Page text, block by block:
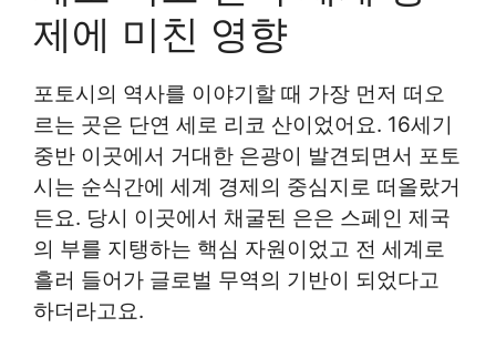
제에 미친 영향
포토시의 역사를 이야기할 때 가장 먼저 떠오
르는 곳은 단연 세로 리코 산이었어요. 16세기
중반 이곳에서 거대한 은광이 발견되면서 포토
시는 순식간에 세계 경제의 중심지로 떠올랐거
든요. 당시 이곳에서 채굴된 은은 스페인 제국
의 부를 지탱하는 핵심 자원이었고 전 세계로
흘러 들어가 글로벌 무역의 기반이 되었다고
하더라고요.